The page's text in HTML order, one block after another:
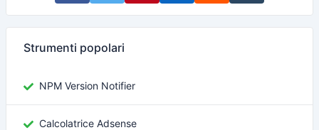
Strumenti popolari
NPM Version Notifier
Calcolatrice Adsense